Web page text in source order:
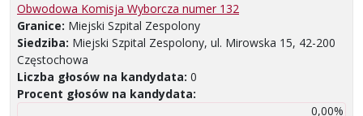
Obwodowa Komisja Wyborcza numer 132
Granice: Miejski Szpital Zespolony
Siedziba: Miejski Szpital Zespolony, ul. Mirowska 15, 42-200
Częstochowa
Liczba głosów na kandydata: 0
Procent głosów na kandydata:
0,00%